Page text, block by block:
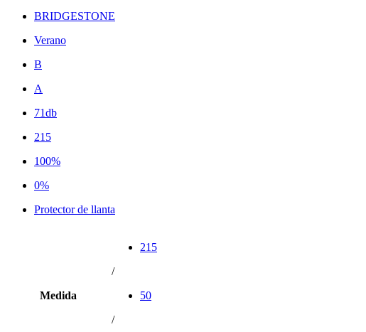
BRIDGESTONE
Verano
B
A
71db
215
100%
0%
Protector de llanta
Medida
215
/
50
/